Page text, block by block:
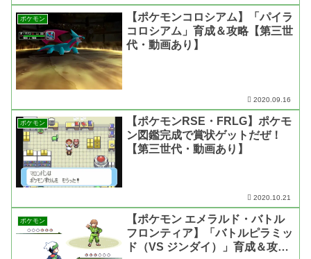
ポケモン
【ポケモンコロシアム】「パイラ
コロシアム」育成＆攻略【第三世
代・動画あり】
2020.09.16
ポケモン
【ポケモンRSE・FRLG】ポケモ
ン図鑑完成で賞状ゲットだぜ！
【第三世代・動画あり】
2020.10.21
ポケモン
【ポケモン エメラルド・バトル
フロンティア】「バトルピラミッ
ド（VS ジンダイ）」育成＆攻略